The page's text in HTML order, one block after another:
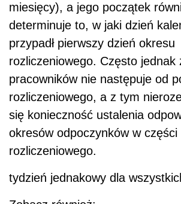
miesięcy), a jego początek
determinuje to, w jaki dzień
przypadł pierwszy dzień okresu
rozliczeniowego. Często jednak
pracowników nie następuje od
rozliczeniowego, a z tym
się konieczność ustalenia
okresów odpoczynków w części
rozliczeniowego.
tydzień jednakowy dla